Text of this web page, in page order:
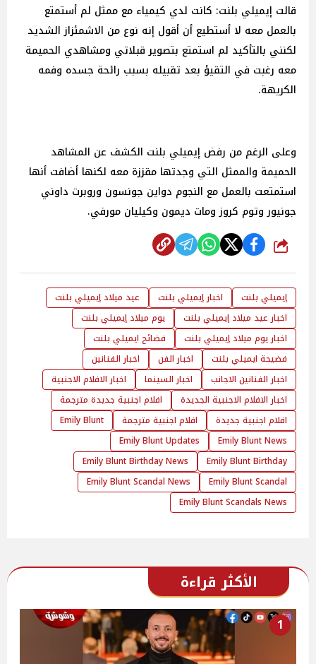
قالت إيميلي بلنت: كانت لدي كيمياء مع ممثل لم أستمتع
بالعمل معه لا أستطيع أن أقول إنه نوع من الاشمئزاز الشديد
لكنني بالتأكيد لم استمتع بتصوير قبلاتي ومشاهدي الحميمة
معه رغبت في التقيؤ بعد تقبيله بسبب رائحة جسده وفمه
الكريهة.
وعلى الرغم من رفض إيميلي بلنت الكشف عن المشاهد
الحميمة والممثل التي وجدتها مقززة معه لكنها أضافت أنها
استمتعت بالعمل مع النجوم دواين جونسون وروبرت داوني
جونيور وتوم كروز ومات ديمون وكيليان مورفي.
شارك
إيميلي بلنت اخبار إيميلي بلنت
عيد ميلاد إيميلي بلنت
اخبار عيد ميلاد إيميلي بلنت
يوم ميلاد إيميلي بلنت
اخبار يوم ميلاد إيميلي بلنت
فضائح ايميلي بلنت
فضيحة ايميلي بلنت
اخبار الفن
اخبار الفنانين
اخبار الفنانين الاجانب
اخبار السينما
اخبار الافلام الاجنبية
اخبار الافلام الاجنبية الجديدة
افلام اجنبية جديدة مترجمة
افلام اجنبية جديدة
افلام اجنبية مترجمة
Emily Blunt
Emily Blunt News
Emily Blunt Updates
Emily Blunt Birthday
Emily Blunt Birthday News
Emily Blunt Scandal
Emily Blunt Scandal News
Emily Blunt Scandals News
الأكثر قراءة
1